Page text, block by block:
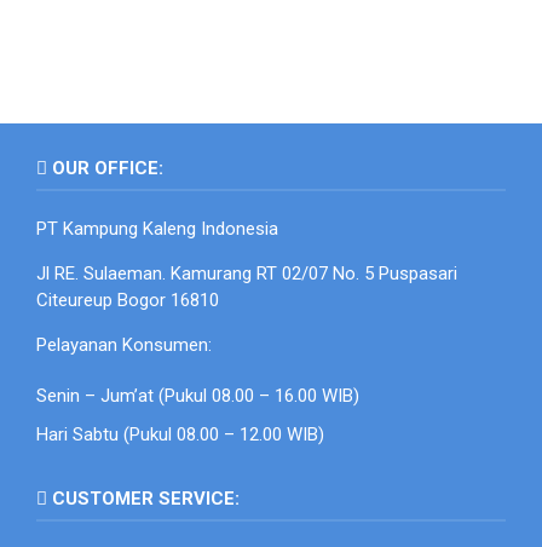
OUR OFFICE:
PT Kampung Kaleng Indonesia
Jl RE. Sulaeman. Kamurang RT 02/07 No. 5 Puspasari
Citeureup Bogor 16810
Pelayanan Konsumen:
Senin – Jum’at (Pukul 08.00 – 16.00 WIB)
Hari Sabtu (Pukul 08.00 – 12.00 WIB)
CUSTOMER SERVICE: